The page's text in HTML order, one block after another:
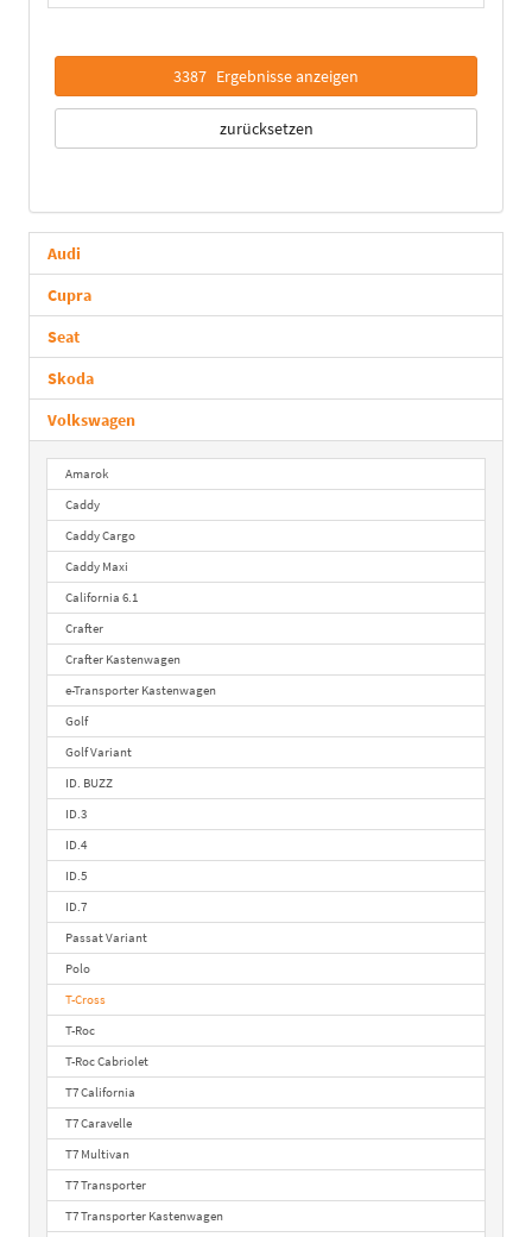
3387 Ergebnisse anzeigen
zurücksetzen
Audi
Cupra
Seat
Skoda
Volkswagen
Amarok
Caddy
Caddy Cargo
Caddy Maxi
California 6.1
Crafter
Crafter Kastenwagen
e-Transporter Kastenwagen
Golf
Golf Variant
ID. BUZZ
ID.3
ID.4
ID.5
ID.7
Passat Variant
Polo
T-Cross
T-Roc
T-Roc Cabriolet
T7 California
T7 Caravelle
T7 Multivan
T7 Transporter
T7 Transporter Kastenwagen